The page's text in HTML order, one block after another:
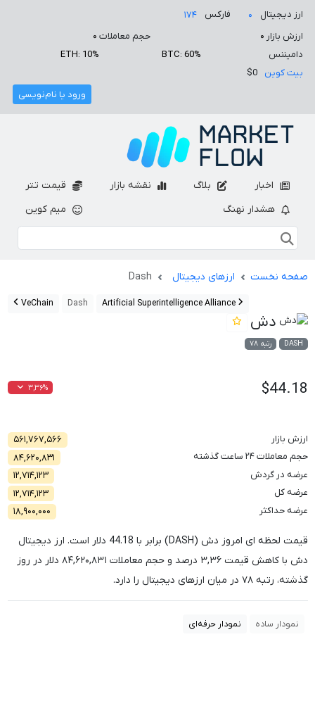
ارز دیجیتال ۰ فارکس
۱۷۴
ارزش بازار ۰ حجم معاملات ۰
دامیننس
BTC: 60%
ETH: 10%
بیت کوین
$0
ورود یا نام‌نویسی
اخبار بلاگ نقشه بازار
قیمت تتر
هشدار نهنگ
میم کوین
صفحه نخست ارزهای دیجیتال Dash
Artificial Superintelligence Alliance
Dash
VeChain
دش
DASH رتبه ۷۸
$44.18 ۳,۳۶%
ارزش بازار
۵۶۱,۷۶۷,۵۶۶
حجم معاملات ۲۴ ساعت گذشته
۸۴,۶۲۰,۸۳۱
عرضه در گردش
۱۲,۷۱۴,۱۲۳
عرضه کل
۱۲,۷۱۴,۱۲۳
عرضه حداکثر
۱۸,۹۰۰,۰۰۰
قیمت لحظه ای امروز دش (DASH) برابر با 44.18 دلار است. ارز دیجیتال
دش با کاهش قیمت۳,۳۶ درصد و حجم معاملات ۸۴,۶۲۰,۸۳۱ دلار در روز
گذشته، رتبه۷۸ در میان ارزهای دیجیتال را دارد.
نمودار ساده نمودار حرفه‌ای